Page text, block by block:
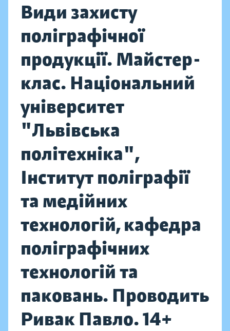
Види захисту
поліграфічної
продукції. Майстер-
клас. Національний
університет
"Львівська
політехніка",
Інститут поліграфії
та медійних
технологій, кафедра
поліграфічних
технологій та
паковань. Проводить
Ривак Павло. 14+